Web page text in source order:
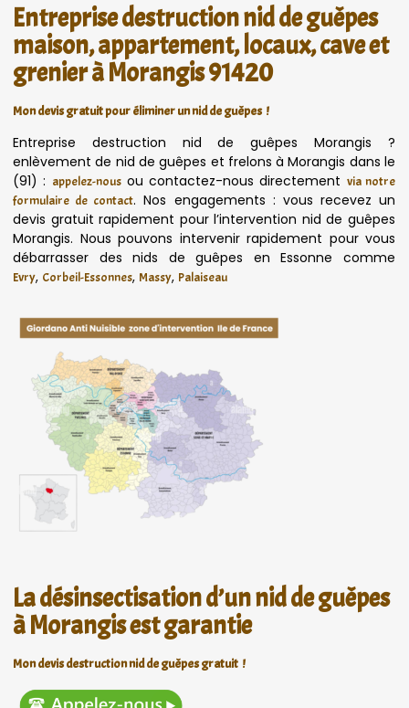
Entreprise destruction nid de guêpes
maison, appartement, locaux, cave et
grenier à Morangis 91420
Mon devis gratuit pour éliminer un nid de guêpes !
Entreprise destruction nid de guêpes Morangis ?
enlèvement de nid de guêpes et frelons à Morangis dans le
(91) : appelez-nousou contactez-nous directement via notre
formulaire de contact. Nos engagements : vous recevez un
devis gratuit rapidement pour l’intervention nid de guêpes
Morangis. Nous pouvons intervenir rapidement pour vous
débarrasser des nids de guêpes en Essonne comme
Evry, Corbeil-Essonnes, Massy, Palaiseau
La désinsectisation d’un nid de guêpes
à Morangis est garantie
Mon devis destruction nid de guêpes gratuit !